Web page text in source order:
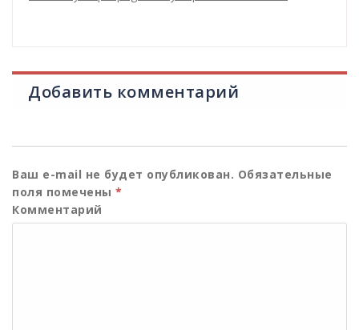
Добавить комментарий
Ваш e-mail не будет опубликован. Обязательные
поля помечены *
Комментарий